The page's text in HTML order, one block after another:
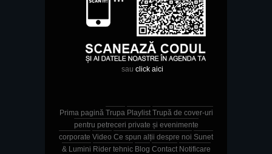
sau click aici
Prima pagină Trupa Playlist Trupă de cover-uri
pentru petreceri private și evenimente
corporate Video Ce spun alții despre noi Sunet
& Lumini Rider tehnic Blog Contact Notificare